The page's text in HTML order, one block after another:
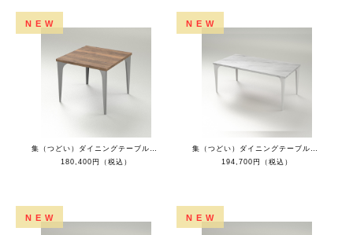
NEW
集（つどい）ダイニングテーブルスクエア（ラスティックオークトップ+チタン脚）
180,400円（税込）
NEW
集（つどい）ダイニングテーブルレクタングル（ホワイトマーブルトップ+ホワイト脚）
194,700円（税込）
NEW NEW